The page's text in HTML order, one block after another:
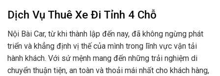
Dịch Vụ Thuê Xe Đi Tỉnh 4 Chỗ
Nội Bài Car, từ khi thành lập đến nay, đã không ngừng phát
triển và khẳng định vị thế của mình trong lĩnh vực vận tải
hành khách. Với sứ mệnh mang đến những trải nghiệm di
chuyển thuận tiện, an toàn và thoải mái nhất cho khách hàng,